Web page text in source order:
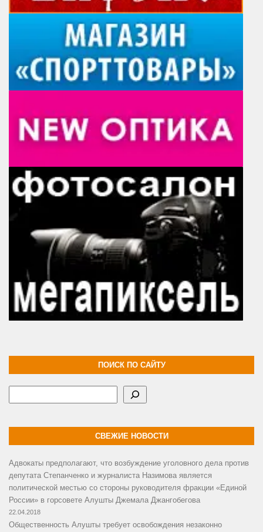
ПОИСК ПО САЙТУ
СВЕЖИЕ НОВОСТИ
Адвокаты предполагают, что возбуждение уголовного дела против
депутата Степанченко и журналиста Назимова является
политической местью со стороны руководителя фракции «Единой
России» в горсовете Алушты Джемала Джангобегова
22.04.2018
Общественность Алушты требует освобождения незаконно